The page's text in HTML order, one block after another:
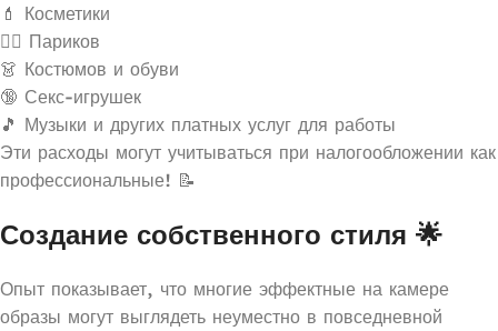
💄 Косметики
👱‍♀️ Париков
👗 Костюмов и обуви
🔞 Секс-игрушек
🎵 Музыки и других платных услуг для работы
Эти расходы могут учитываться при налогообложении как
профессиональные! 📝
Создание собственного стиля 🌟
Опыт показывает, что многие эффектные на камере
образы могут выглядеть неуместно в повседневной